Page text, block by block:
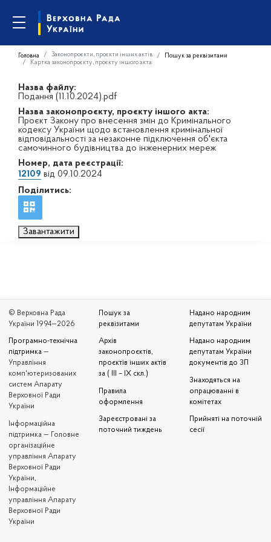
Головна Законопроєкти, проєкти інших актів
Пошук за реквізитами
Картка законопроєкту, проєкту іншого акта
Назва файлу:
Подання (11.10.2024).pdf
Назва законопроєкту, проєкту іншого акта:
Проєкт Закону про внесення змін до Кримінального
кодексу України щодо встановлення кримінальної
відповідальності за незаконне підключення об'єкта
самочинного будівництва до інженерних мереж
Номер, дата реєстрації:
12109 від 09.10.2024
Поділитись:
Завантажити
© Верховна Рада
України 1994—2026
Програмно-технічна
підтримка —
Управління
комп'ютеризованих
систем Апарату
Верховної Ради
України
Iнформаційна
підтримка — Головне
організаційне
управління Апарату
Верховної Ради
України,
Інформаційне
управління Апарату
Верховної Ради
України
Пошук за
реквізитами
Архів
законопроєктів,
проєктів інших актів
за ( III – IX скл.)
Правила
оформлення
Зареєстровані за
поточний тиждень
Надано народним
депутатам України
Надано народним
депутатам України
документів до ЗП
Знаходяться на
опрацюванні в
комітетах
Прийняті на поточній
сесії